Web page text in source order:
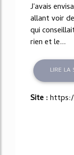
J'avais
allant voir
qui
rien et le...
LIRE LA
Site :